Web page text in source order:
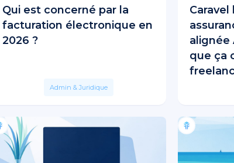
Qui est concerné par la
facturation électronique en
2026 ?
Admin & Juridique
Caravel
alignée
que ça